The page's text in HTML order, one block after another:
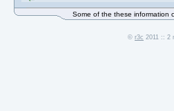
Some of the these information
© r3c 2011 :: 2